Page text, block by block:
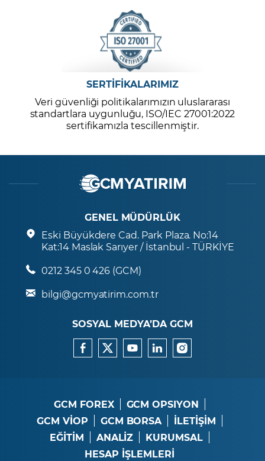
SERTİFİKALARIMIZ
Veri güvenliği politikalarımızın uluslararası
standartlara uygunluğu, ISO/IEC 27001:2022
sertifikamızla tescillenmiştir.
GENEL MÜDÜRLÜK
Eski Büyükdere Cad. Park Plaza. No:14
Kat:14 Maslak Sarıyer / İstanbul - TÜRKİYE
0212 345 0 426 (GCM)
bilgi@gcmyatirim.com.tr
SOSYAL MEDYA’DA GCM
GCM FOREX
GCM OPSIYON
GCM VİOP
GCM BORSA
İLETİŞİM
EĞİTİM
ANALİZ
KURUMSAL
HESAP İŞLEMLERİ